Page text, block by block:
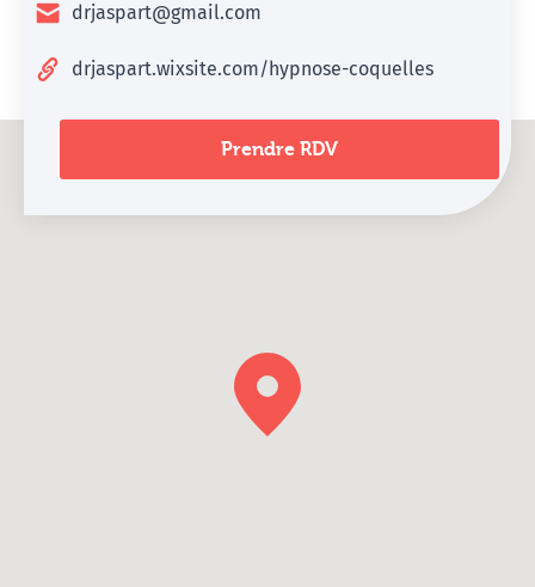
drjaspart@gmail.com
drjaspart.wixsite.com/hypnose-coquelles
Prendre RDV